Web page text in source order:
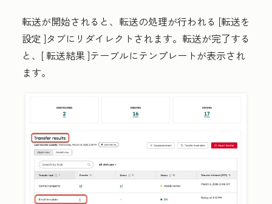
転送が開始されると、転送の処理が行われる [転送を
設定 ]タブにリダイレクトされます。転送が完了する
と、[転送結果]テーブルにテンプレートが表示され
ます。